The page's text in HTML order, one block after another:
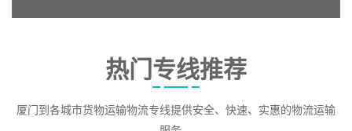
热门专线推荐
厦门到各城市货物运输物流专线提供安全、快速、实惠的物流运输